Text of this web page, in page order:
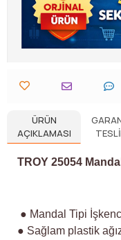
ÜRÜN
AÇIKLAMASI
TROY 25054
● Mandal Tipi
● Sağlam plastik